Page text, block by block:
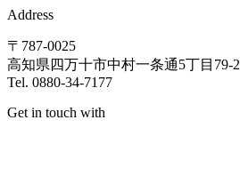
Address
〒787-0025
高知県四万十市中村一条通5丁目79-2
Tel. 0880-34-7177
Get in touch with